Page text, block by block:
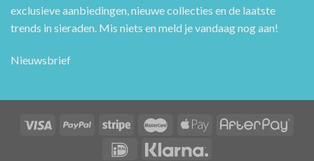
exclusieve aanbiedingen, nieuwe collecties en de laatste
trends in sieraden. Mis niets en meld je vandaag nog aan!
Nieuwsbrief